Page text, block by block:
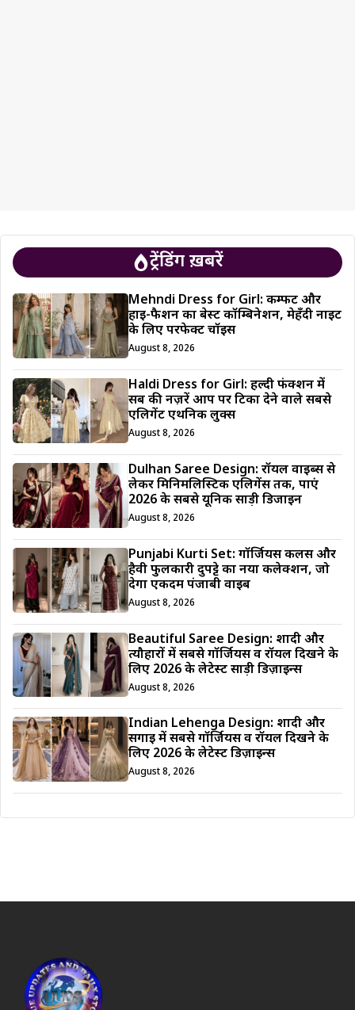
ट्रेंडिंग ख़बरें
Mehndi Dress for Girl: कम्फर्ट और
हाई-फैशन का बेस्ट कॉम्बिनेशन, मेहँदी नाइट
के लिए परफेक्ट चॉइस
August 8, 2026
Haldi Dress for Girl: हल्दी फंक्शन में
सब की नज़रें आप पर टिका देने वाले सबसे
एलिगेंट एथनिक लुक्स
August 8, 2026
Dulhan Saree Design: रॉयल वाइब्स से
लेकर मिनिमलिस्टिक एलिगेंस तक, पाएं
2026 के सबसे यूनिक साड़ी डिजाईन
August 8, 2026
Punjabi Kurti Set: गॉर्जियस कलर्स और
हैवी फुलकारी दुपट्टे का नया कलेक्शन, जो
देगा एकदम पंजाबी वाइब
August 8, 2026
Beautiful Saree Design: शादी और
त्यौहारों में सबसे गॉर्जियस व रॉयल दिखने के
लिए 2026 के लेटेस्ट साड़ी डिज़ाइन्स
August 8, 2026
Indian Lehenga Design: शादी और
सगाई में सबसे गॉर्जियस व रॉयल दिखने के
लिए 2026 के लेटेस्ट डिज़ाइन्स
August 8, 2026